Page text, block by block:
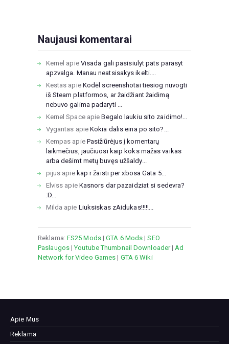
Naujausi komentarai
Kernel apie Visada gali pasisiulyt pats parasyt
apzvalga. Manau neatsisakys ikelti....
Kestas apie Kodėl screenshotai tiesiog nuvogti
iš Steam platformos, ar žaidžiant žaidimą
nebuvo galima padaryti ...
Kernel SpaceapieBegalo laukiu sito zaidimo!...
Vygantas apieKokia dalis eina po sito?...
Kempas apie Pasižiūrėjus į komentarų
laikmečius, jaučiuosi kaip koks mažas vaikas
arba dešimt metų buvęs užšaldy...
pijus apie kap r žaisti per xbosa Gata 5...
Elviss apie Kasnors dar pazaidziat si sedevra?
:D...
Milda apie Liuksiskas zAidukas!!!!!...
Reklama: FS25 Mods|GTA 6 Mods |SEO
Paslaugos|Youtube Thumbnail Downloader| Ad
Network for Video Games | GTA 6 Wiki
Apie Mus
Reklama